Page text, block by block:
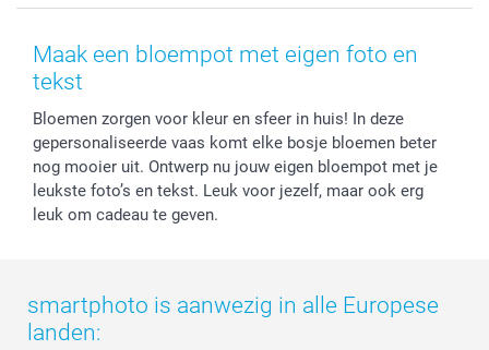
Herroepingsrecht
Privacy
Reviews
Investor Relations
Mijn orderstatus
smartbonus
service@smartphoto.nl
Affiliate partnerprogramma
Partnerships
Influencer partnerprogramma
Baby
Moederdag
Huwelijk
Maak een bloempot met eigen foto en
tekst
Bloemen zorgen voor kleur en sfeer in huis! In deze
gepersonaliseerde vaas komt elke bosje bloemen beter
nog mooier uit. Ontwerp nu jouw eigen bloempot met je
leukste foto’s en tekst. Leuk voor jezelf, maar ook erg
leuk om cadeau te geven.
smartphoto is aanwezig in alle Europese
landen: